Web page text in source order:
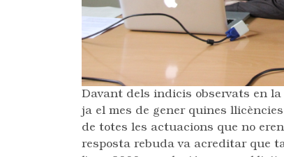
Davant dels indicis observats en la
ja el mes de gener quines
de totes les actuacions que no
resposta rebuda va acreditar que